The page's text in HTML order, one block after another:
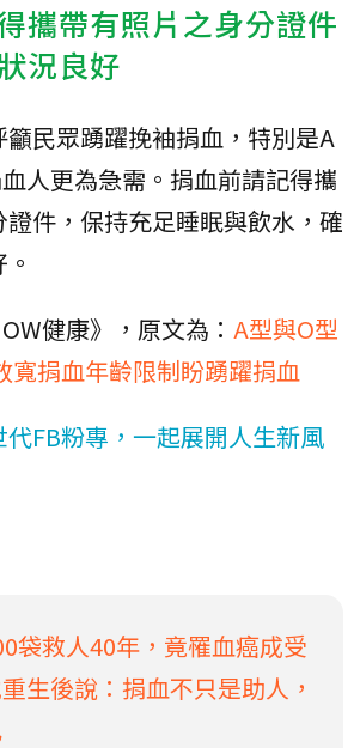
攜帶有照片之身分證件
況良好
民眾踴躍挽袖捐血，特別是A
人更為急需。捐血前請記得攜
件，保持充足睡眠與飲水，確
健康》，原文為： A型與O型
寬捐血年齡限制盼踴躍捐血
FB粉專，一起展開人生新風
袋救人40年，竟罹血癌成受
生後說：捐血不只是助人，